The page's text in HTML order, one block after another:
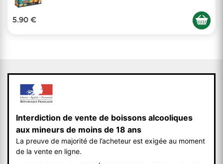
5.90 €
Interdiction de vente de boissons alcooliques
aux mineurs de moins de 18 ans
La preuve de majorité de l’acheteur est exigée au moment
de la vente en ligne.